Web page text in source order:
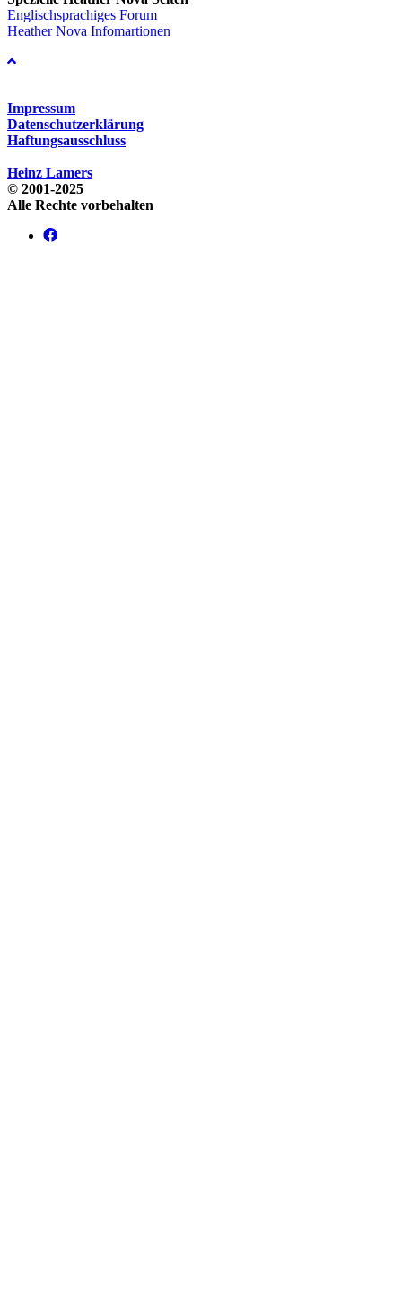
Englischsprachiges Forum
Heather Nova Infomartionen
Impressum
Datenschutzerklärung
Haftungsausschluss
Heinz Lamers
© 2001-2025
Alle Rechte vorbehalten